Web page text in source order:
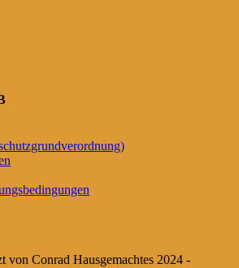
von Conrad Hausgemachtes 2024 -